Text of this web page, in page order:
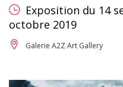
Exposition du 14
octobre 2019
Galerie A2Z Art Gallery